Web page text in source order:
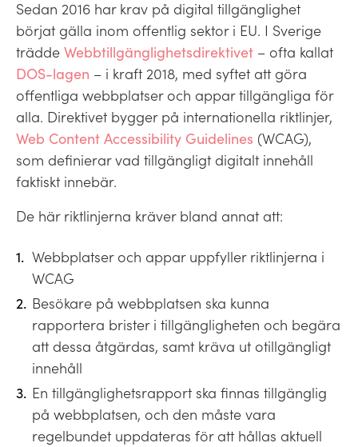
Sedan 2016 har krav på digital tillgänglighet
börjat gälla inom offentlig sektor i EU. I Sverige
trädde Webbtillgänglighetsdirektivet – ofta kallat
DOS-lagen – i kraft 2018, med syftet att göra
offentliga webbplatser och appar tillgängliga för
alla. Direktivet bygger på internationella riktlinjer,
Web Content Accessibility Guidelines (WCAG),
som definierar vad tillgängligt digitalt innehåll
faktiskt innebär.
De här riktlinjerna kräver bland annat att:
Webbplatser och appar uppfyller riktlinjerna i
WCAG
Besökare på webbplatsen ska kunna
rapportera brister i tillgängligheten och begära
att dessa åtgärdas, samt kräva ut otillgängligt
innehåll
En tillgänglighetsrapport ska finnas tillgänglig
på webbplatsen, och den måste vara
regelbundet uppdateras för att hållas aktuell